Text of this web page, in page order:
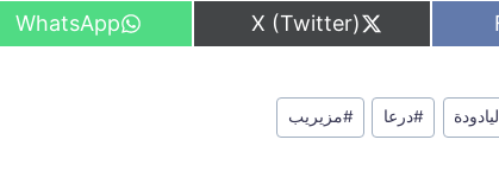
S
h
e
o
X (Twitter)
S
h
WhatsApp
#درعا #مزيريب